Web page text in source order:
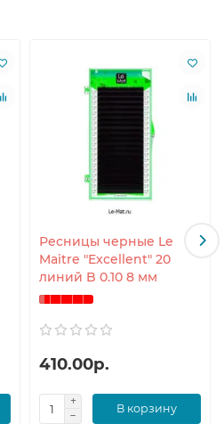
Ресницы черные Le
Maitre "Excellent" 20
линий B 0.10 8 мм
410.00р.
В корзину